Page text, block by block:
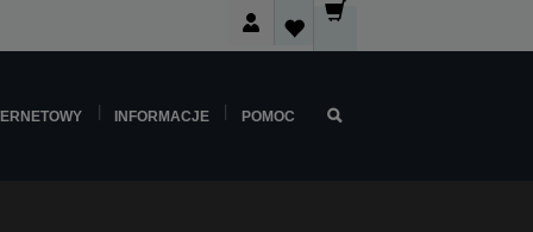
INFORMACJE POMOC